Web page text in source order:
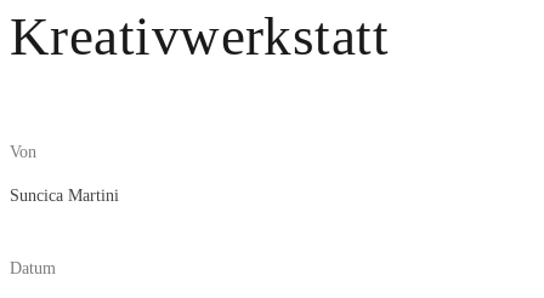
Kreativwerkstatt
Von
Suncica Martini
Datum